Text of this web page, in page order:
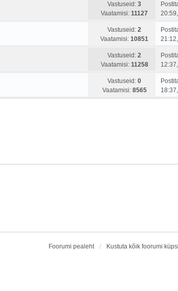
Vastuseid: 3
Vaatamisi: 11127
Vastuseid: 2
Vaatamisi: 10851
Vastuseid: 2
Vaatamisi: 11258
Vastuseid: 0
Vaatamisi: 8565
Foorumi pealeht Kustuta kõik foorumi